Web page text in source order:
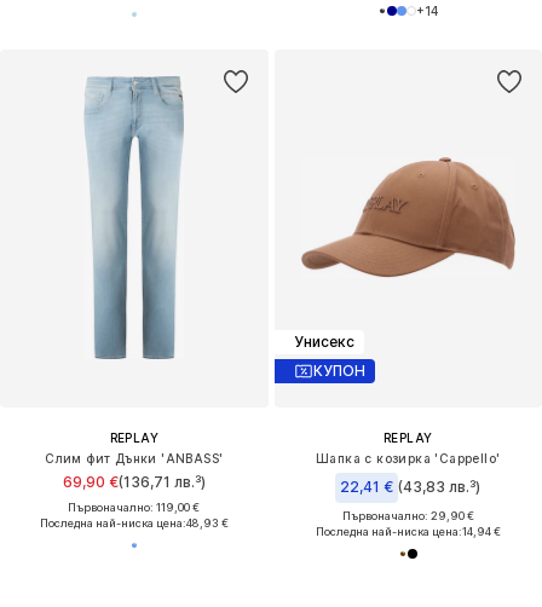
+14
REPLAY
Слим фит Дънки 'ANBASS'
69,90 €(136,71 лв.³)
Първоначално: 119,00 €
Последна най-ниска цена:48,93 €
Унисекс
КУПОН
REPLAY
Шапка с козирка 'Cappello'
22,41 € (43,83 лв.³)
Първоначално: 29,90 €
Последна най-ниска цена:14,94 €